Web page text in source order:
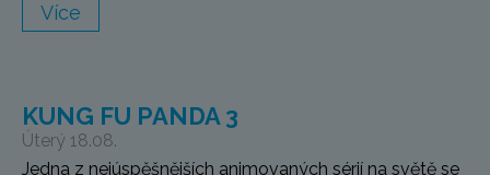
Více
KUNG FU PANDA 3
Úterý 18.08.
Jedna z nejúspěšnějších animovaných sérií na světě se